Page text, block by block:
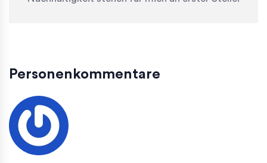
Personenkommentare